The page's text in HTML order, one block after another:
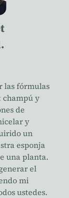
las fórmulas
champú y
de
y
un
esponja
una planta.
el
mi
ustedes.